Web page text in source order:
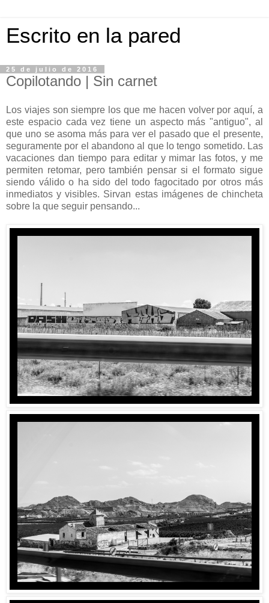
Escrito en la pared
25 de julio de 2016
Copilotando | Sin carnet
Los viajes son siempre los que me hacen volver por aquí, a
este espacio cada vez tiene un aspecto más "antiguo", al
que uno se asoma más para ver el pasado que el presente,
seguramente por el abandono al que lo tengo sometido. Las
vacaciones dan tiempo para editar y mimar las fotos, y me
permiten retomar, pero también pensar si el formato sigue
siendo válido o ha sido del todo fagocitado por otros más
inmediatos y visibles. Sirvan estas imágenes de chincheta
sobre la que seguir pensando...